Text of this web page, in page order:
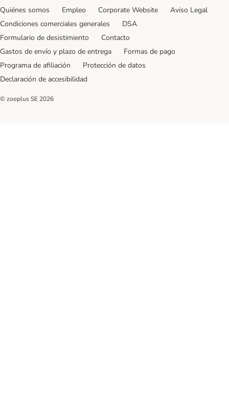
Quiénes somos Empleo Corporate Website
Aviso Legal
Condiciones comerciales generales
DSA
Formulario de desistimiento
Contacto
Gastos de envío y plazo de entrega
Formas de pago
Programa de afiliación
Protección de datos
Declaración de accesibilidad
© zooplus SE 2026